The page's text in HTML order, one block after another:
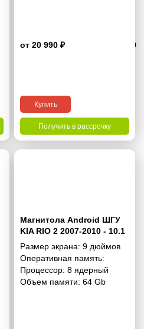
3.9
от 20 990 ₽
Купить
Получить в рассрочку
Магнитола Android ШГУ
KIA RIO 2 2007-2010 - 10.1
4/64 Гб Pro
Размер экрана: 9 дюймов
Оперативная память:
Процессор: 8 ядерный
Объем памяти: 64 Gb